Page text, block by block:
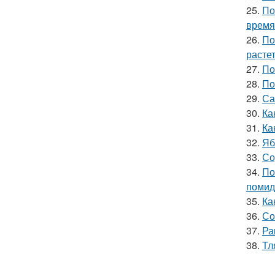
25.
26.
27.
28.
29.
30.
31.
32.
33.
34.
35.
36.
37.
38.